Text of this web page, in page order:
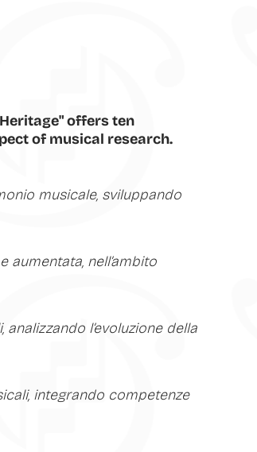
offers ten
of musical research.
musicale, sviluppando
aumentata, nell’ambito
l’evoluzione della
integrando competenze